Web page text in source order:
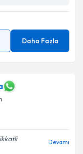
Daha Fazla
Devamı